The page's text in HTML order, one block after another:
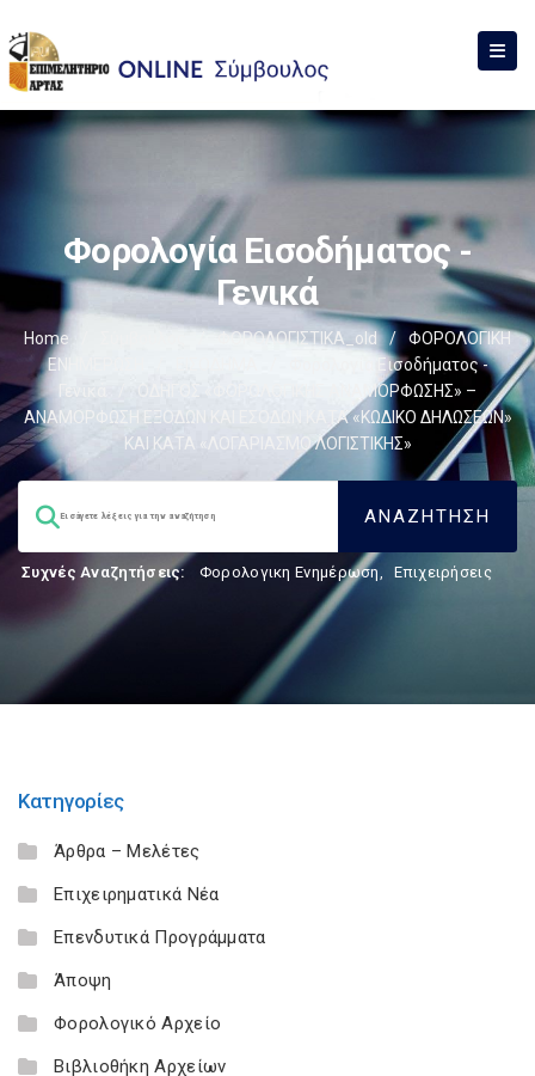
Φορολογία Εισοδήματος -
Γενικά
Home ΦΟΡΟΛΟΓΙΣΤΙΚΑ_old /
ΦΟΡΟΛΟΓΙΚΗ
ΕΝΗΜΕΡΩΣΗ
Φορολογία Εισοδήματος -
ΟΔΗΓΟΣ «ΦΟΡΟΛΟΓΙΚΗΣ ΑΝΑΜΟΡΦΩΣΗΣ» –
ΑΝΑΜΟΡΦΩΣΗ ΕΞΟΔΩΝ ΚΑΙ ΕΣΟΔΩΝ ΚΑΤΑ «ΚΩΔΙΚΟ ΔΗΛΩΣΕΩΝ»
ΚΑΙ ΚΑΤΑ «ΛΟΓΑΡΙΑΣΜΟ ΛΟΓΙΣΤΙΚΗΣ»
Συχνές Αναζητήσεις: Φορολογικη Ενημέρωση, Επιχειρήσεις
Κατηγορίες
Άρθρα – Μελέτες
Επιχειρηματικά Νέα
Επενδυτικά Προγράμματα
Άποψη
Φορολογικό Αρχείο
Βιβλιοθήκη Αρχείων